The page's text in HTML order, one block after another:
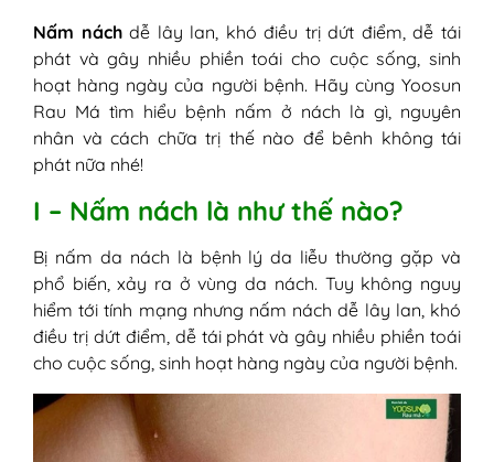
IV - Cách trị nấm ở nách hiệu quả và an
toàn
1. Thuốc trị nấm da nách dạng bôi
2. Thuốc trị nấm ở nách dạng uống
V - Cách chăm sóc vùng da nách bị nấm
Nấm náchdễ lây lan, khó điều trị dứt điểm, dễ tái
phát và gây nhiều phiền toái cho cuộc sống, sinh
hoạt hàng ngày của người bệnh. Hãy cùng Yoosun
Rau Má tìm hiểu bệnh nấm ở nách là gì, nguyên
nhân và cách chữa trị thế nào để bênh không tái
phát nữa nhé!
I – Nấm nách là như thế nào?
Bị nấm da nách là bệnh lý da liễu thường gặp và
phổ biến, xảy ra ở vùng da nách. Tuy không nguy
hiểm tới tính mạng nhưng nấm nách dễ lây lan, khó
điều trị dứt điểm, dễ tái phát và gây nhiều phiền toái
cho cuộc sống, sinh hoạt hàng ngày của người bệnh.